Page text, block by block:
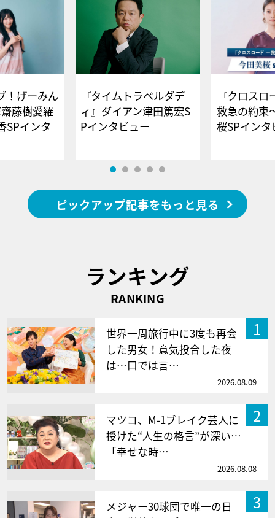
！げーみん
藤樹愛羅
SPインタ
『タイムトラベルダデ
ィ』ダイアン津田篤宏S
Pインタビュー
『クロス
救急の約束
桜SPイ
ピックアップ記事をもっと見る
ランキング
RANKING
1
世界一周旅行中に3度も再会
した男女！意気投合した夜
は…口では言…
2026.08.09
2
マツコ、M-1ブレイク芸人に
授けた“人生の格言”が深い…
「幸せな時…
2026.08.08
3
メジャー30球団で唯一の日